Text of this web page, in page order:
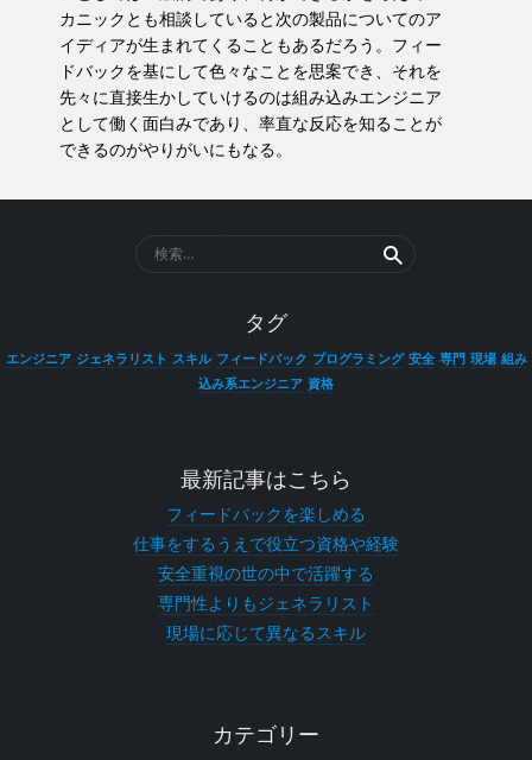
カニックとも相談していると次の製品についてのア
イディアが生まれてくることもあるだろう。フィー
ドバックを基にして色々なことを思案でき、それを
先々に直接生かしていけるのは組み込みエンジニア
として働く面白みであり、率直な反応を知ることが
できるのがやりがいにもなる。
索:
タグ
エンジニア ジェネラリスト スキル フィードバック プログラミング 安全 専門 現場 組み
込み系エンジニア 資格
最新記事はこちら
フィードバックを楽しめる
仕事をするうえで役立つ資格や経験
安全重視の世の中で活躍する
専門性よりもジェネラリスト
現場に応じて異なるスキル
カテゴリー